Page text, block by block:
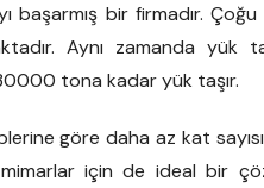
başarmış bir firmadır.
Aynı zamanda yük
tona kadar yük taşır.
göre daha az kat
mimarlar için de ideal bir